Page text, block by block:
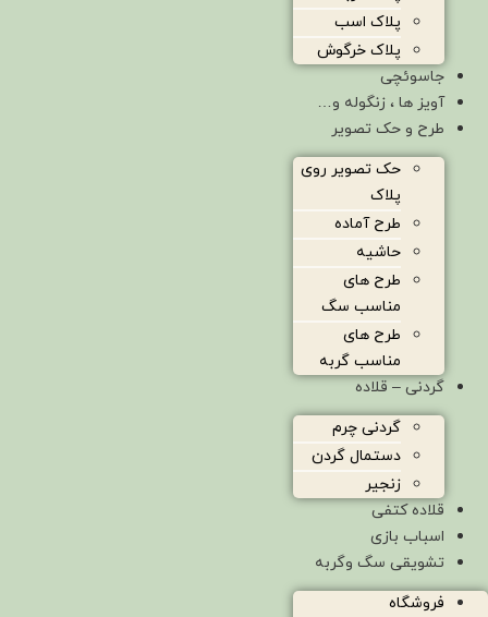
پلاک اسب
پلاک خرگوش
جاسوئچی
آویز ها ، زنگوله و…
طرح و حک تصویر
حک تصویر روی
پلاک
طرح آماده
حاشیه
طرح های
مناسب سگ
طرح های
مناسب گربه
گردنی – قلاده
گردنی چرم
دستمال گردن
زنجیر
قلاده کتفی
اسباب بازی
تشویقی سگ وگربه
فروشگاه